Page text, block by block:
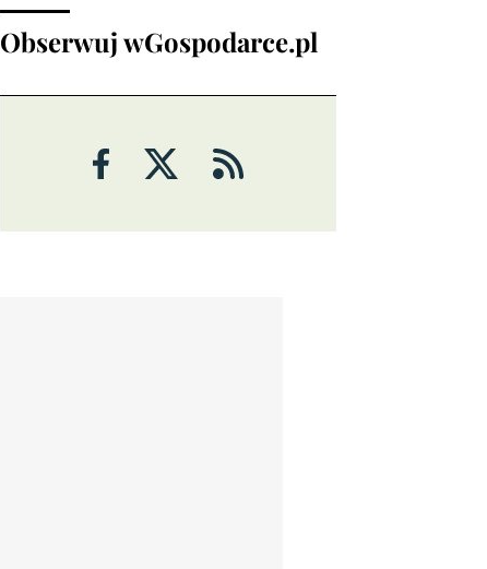
Obserwuj wGospodarce.pl